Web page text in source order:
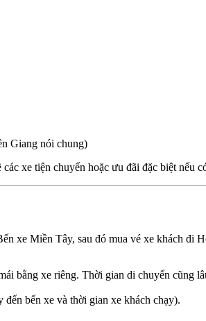
Giang nói chung)
xe tiện chuyến hoặc ưu đãi đặc biệt nếu
xe Miền Tây, sau đó mua vé xe khách đi
bằng xe riêng. Thời gian di chuyển cũng
bến xe và thời gian xe khách chạy).